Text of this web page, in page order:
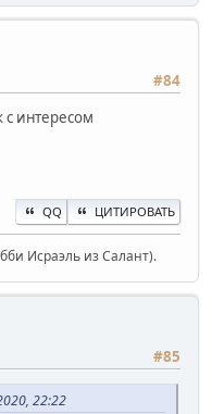
#84
интересом
QQ ЦИТИРОВАТЬ
Исраэль из Салант).
#85
22:22